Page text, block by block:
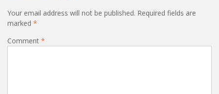
Your email address will not be published. Required fields are
marked *
Comment *